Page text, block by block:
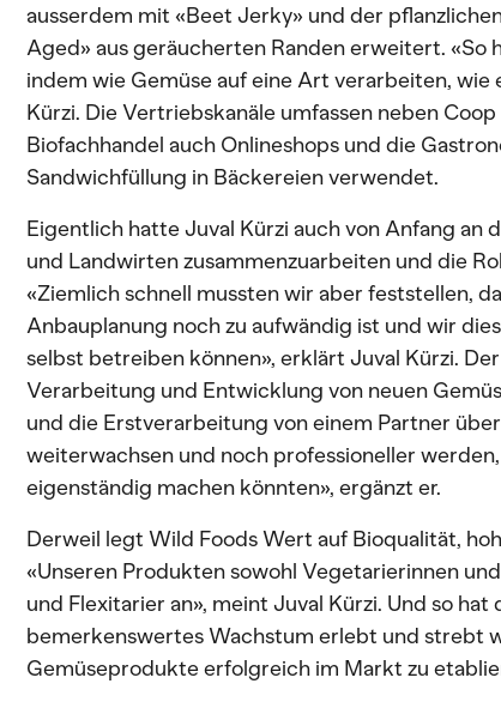
ausserdem mit «Beet Jerky» und der
Aged» aus geräucherten Randen erweitert. «So
indem wie Gemüse auf eine Art verarbeiten, wie
Kürzi. Die Vertriebskanäle umfassen neben
Biofachhandel auch Onlineshops und die
Sandwichfüllung in Bäckereien verwendet.
Eigentlich hatte Juval Kürzi auch von Anfang
und Landwirten zusammenzuarbeiten und die
«Ziemlich schnell mussten wir aber feststellen,
Anbauplanung noch zu aufwändig ist und wir
selbst betreiben können», erklärt Juval Kürzi.
Verarbeitung und Entwicklung von neuen
und die Erstverarbeitung von einem Partner
weiterwachsen und noch professioneller
eigenständig machen könnten», ergänzt er.
Derweil legt Wild Foods Wert auf Bioqualität,
«Unseren Produkten sowohl Vegetarierinnen
und Flexitarier an», meint Juval Kürzi. Und so
bemerkenswertes Wachstum erlebt und strebt
Gemüseprodukte erfolgreich im Markt zu